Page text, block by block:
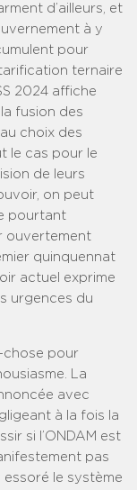
d’ailleurs, et
à y
pour
ternaire
2024 affiche
fusion des
choix des
le cas pour le
de leurs
on peut
pourtant
ouvertement
quinquennat
actuel exprime
urgences du
chose pour
La
avec
à la fois la
si l’ONDAM est
pas
le système